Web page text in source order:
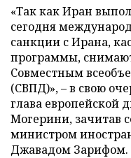
«Так как Иран
сегодня
санкции с Ирана,
программы,
Совместным
(СВПД)», – в свою
глава европейской
Могерини, зачитав
министром
Джавадом Зарифом.